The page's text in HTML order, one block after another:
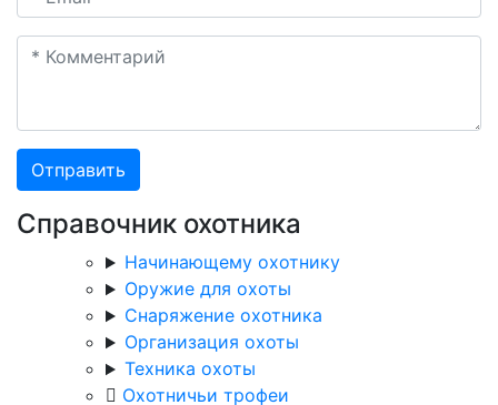
Отправить
Справочник охотника
Начинающему охотнику
Оружие для охоты
Снаряжение охотника
Организация охоты
Техника охоты
Охотничьи трофеи